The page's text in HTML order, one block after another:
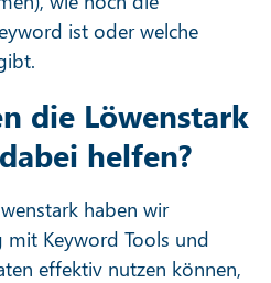
ist oder welche
die Löwenstark
helfen?
haben wir
mit Keyword Tools und
effektiv nutzen können,